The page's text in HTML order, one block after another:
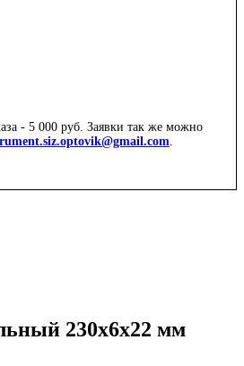
- 5 000 руб. Заявки так же можно
230x6x22 мм